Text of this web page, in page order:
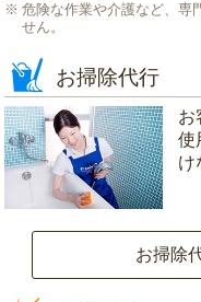
危険な作業や介護など、専
せん。
お掃除代行
お
使
け
お掃除